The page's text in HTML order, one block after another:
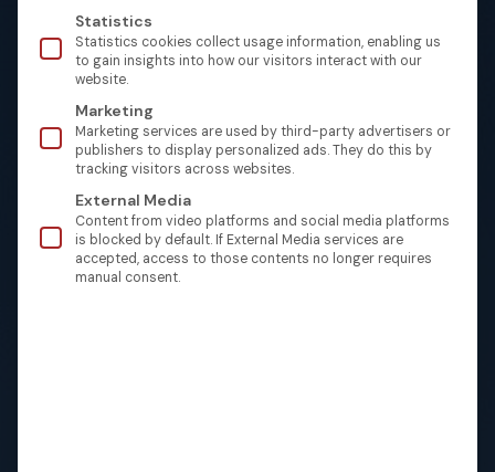
Statistics
Statistics cookies collect usage information, enabling us
to gain insights into how our visitors interact with our
website.
Marketing
Marketing services are used by third-party advertisers or
publishers to display personalized ads. They do this by
tracking visitors across websites.
External Media
Content from video platforms and social media platforms
is blocked by default. If External Media services are
accepted, access to those contents no longer requires
manual consent.